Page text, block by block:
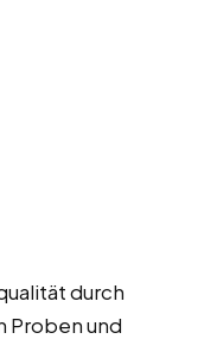
durch
Proben und